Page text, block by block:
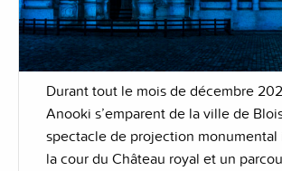
Durant tout le mois de décembre
Anooki s’emparent de la ville de
spectacle de projection monumental
la cour du Château royal et un